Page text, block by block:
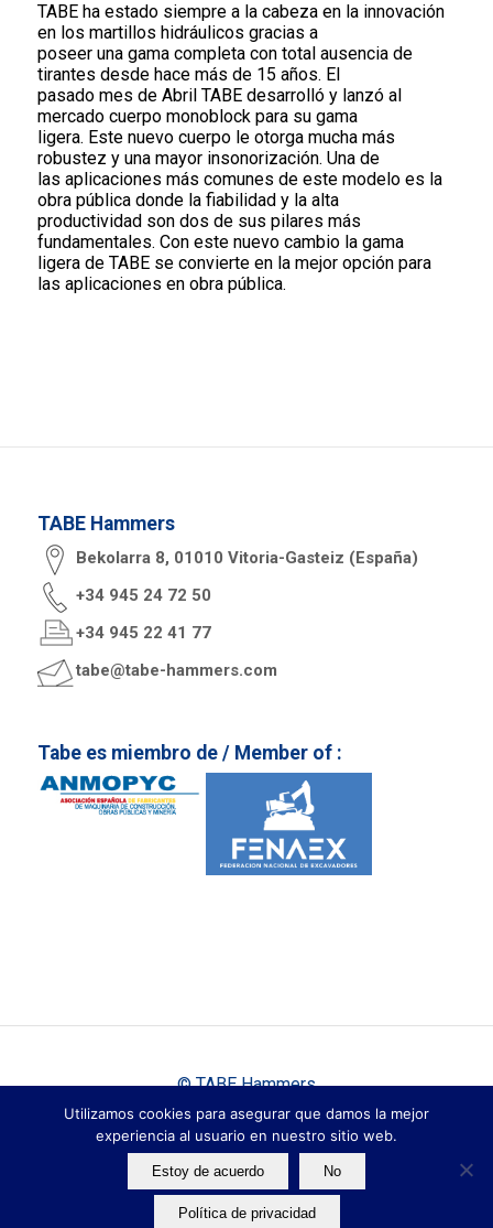
TABE ha estado siempre a la cabeza en la innovación
en los martillos hidráulicos gracias a
poseer una gama completa con total ausencia de
tirantes desde hace más de 15 años. El
pasado mes de Abril TABE desarrolló y lanzó al
mercado cuerpo monoblock para su gama
ligera. Este nuevo cuerpo le otorga mucha más
robustez y una mayor insonorización. Una de
las aplicaciones más comunes de este modelo es la
obra pública donde la fiabilidad y la alta
productividad son dos de sus pilares más
fundamentales. Con este nuevo cambio la gama
ligera de TABE se convierte en la mejor opción para
las aplicaciones en obra pública.
TABE Hammers
Bekolarra 8, 01010 Vitoria-Gasteiz (España)
+34 945 24 72 50
+34 945 22 41 77
tabe@tabe-hammers.com
Tabe es miembro de / Member of :
© TABE Hammers
Aviso Legal|Política de Privacidad|Cookies
Español English Français
Utilizamos cookies para asegurar que damos la mejor
experiencia al usuario en nuestro sitio web.
Estoy de acuerdo No
Política de privacidad